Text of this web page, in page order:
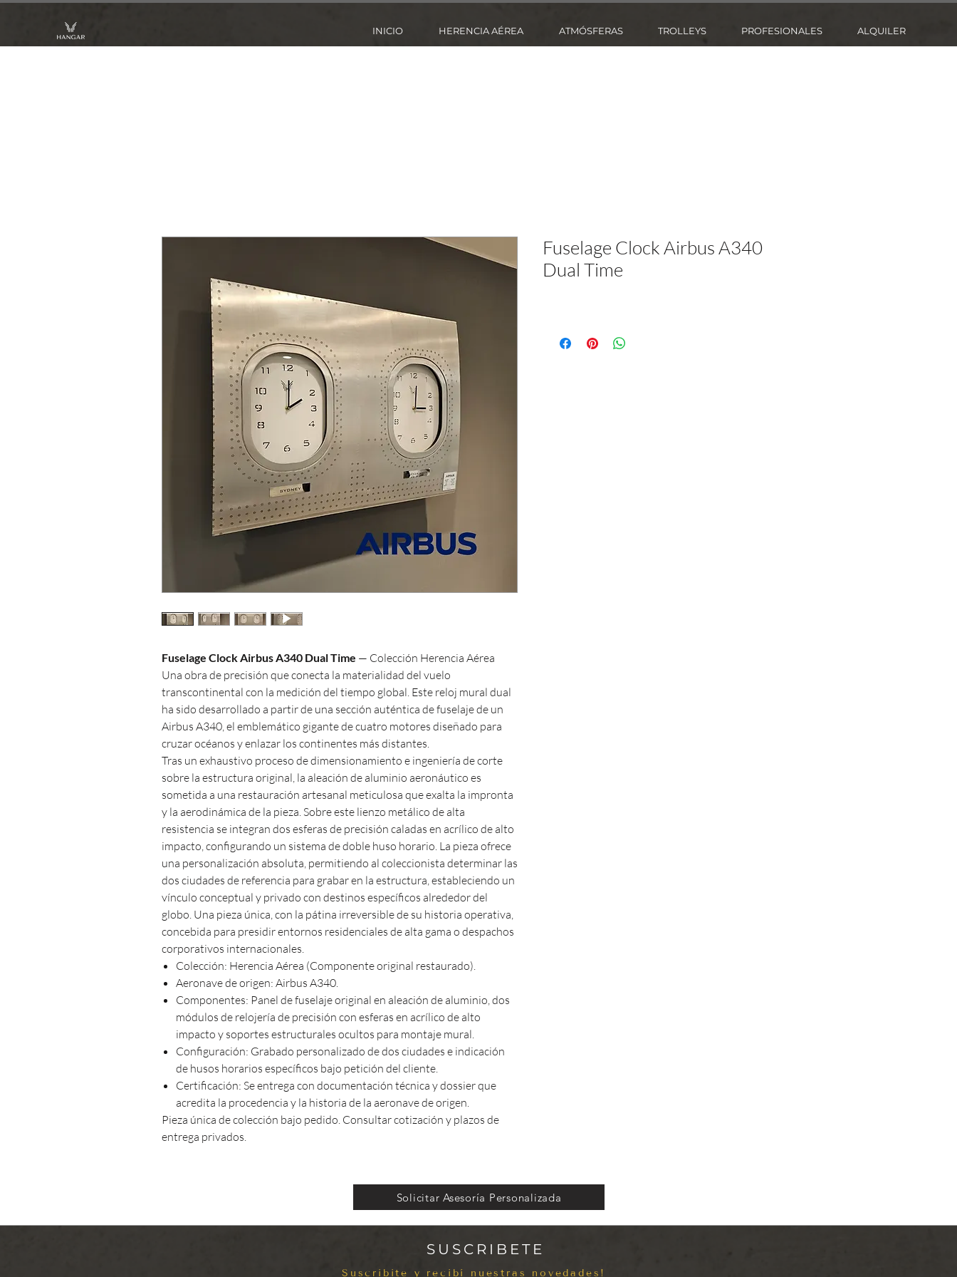
INICIO HERENCIA AÉREA ATMÓSFERAS TROLLEYS PROFESIONALES ALQUILER
Fuselage Clock Airbus A340 Dual Time — Colección Herencia Aérea
Una obra de precisión que conecta la materialidad del vuelo
transcontinental con la medición del tiempo global. Este reloj mural dual
ha sido desarrollado a partir de una sección auténtica de fuselaje de un
Airbus A340, el emblemático gigante de cuatro motores diseñado para
cruzar océanos y enlazar los continentes más distantes.
Tras un exhaustivo proceso de dimensionamiento e ingeniería de corte
sobre la estructura original, la aleación de aluminio aeronáutico es
sometida a una restauración artesanal meticulosa que exalta la impronta
y la aerodinámica de la pieza. Sobre este lienzo metálico de alta
resistencia se integran dos esferas de precisión caladas en acrílico de alto
impacto, configurando un sistema de doble huso horario. La pieza ofrece
una personalización absoluta, permitiendo al coleccionista determinar las
dos ciudades de referencia para grabar en la estructura, estableciendo un
vínculo conceptual y privado con destinos específicos alrededor del
globo. Una pieza única, con la pátina irreversible de su historia operativa,
concebida para presidir entornos residenciales de alta gama o despachos
corporativos internacionales.
Colección: Herencia Aérea (Componente original restaurado).
Aeronave de origen: Airbus A340.
Componentes: Panel de fuselaje original en aleación de aluminio, dos
módulos de relojería de precisión con esferas en acrílico de alto
impacto y soportes estructurales ocultos para montaje mural.
Configuración: Grabado personalizado de dos ciudades e indicación
de husos horarios específicos bajo petición del cliente.
Certificación: Se entrega con documentación técnica y dossier que
acredita la procedencia y la historia de la aeronave de origen.
Pieza única de colección bajo pedido. Consultar cotización y plazos de
entrega privados.
Fuselage Clock Airbus A340
Dual Time
Solicitar Asesoría Personalizada
SUSCRIBETE
Suscribite y recibí nuestras novedades!